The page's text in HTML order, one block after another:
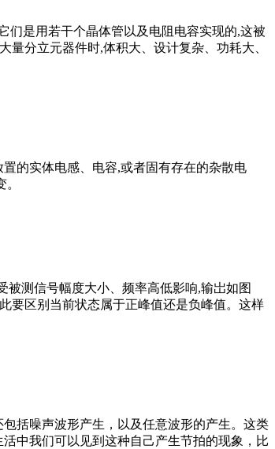
们是用若干个晶体管以及电阻电容实现的,这被
量分立元器件时,体积大、设计复杂、功耗大、
的实体电感、电容,或者固有存在的杂散电
测信号幅度大小、频率高低影响,输岀如图
要区别当前状态属于正峰值还是负峰值。这样
括噪声波形产生，以及任意波形的产生。这类
中我们可以见到这种自己产生节拍的现象，比